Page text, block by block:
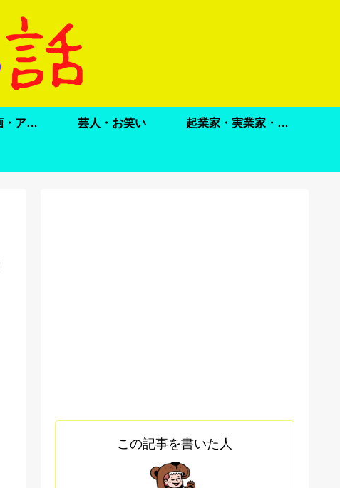
ドラマ・映画・アニメ 芸人・お笑い 起業家・実業家・政治家
この記事を書いた人